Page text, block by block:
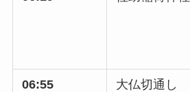
06:55 大仏切通し